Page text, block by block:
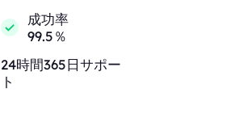
成功率
99.5％
24時間365日サポー
ト